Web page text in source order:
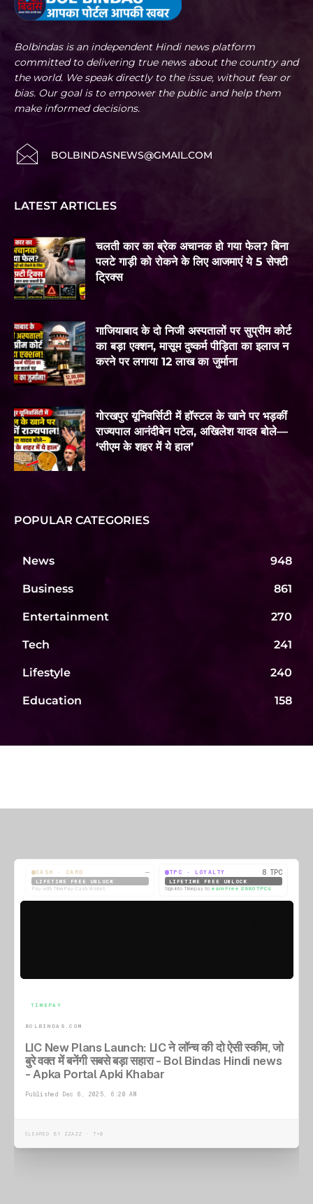
Bolbindas is an independent Hindi news platform
committed to delivering true news about the country and
the world. We speak directly to the issue, without fear or
bias. Our goal is to empower the public and help them
make informed decisions.
BOLBINDASNEWS@GMAIL.COM
LATEST ARTICLES
चलती कार का ब्रेक अचानक हो गया फेल? बिना
पलटे गाड़ी को रोकने के लिए आजमाएं ये 5 सेफ्टी
ट्रिक्स
गाजियाबाद के दो निजी अस्पतालों पर सुप्रीम कोर्ट
का बड़ा एक्शन, मासूम दुष्कर्म पीड़िता का इलाज न
करने पर लगाया 12 लाख का जुर्माना
गोरखपुर यूनिवर्सिटी में हॉस्टल के खाने पर भड़कीं
राज्यपाल आनंदीबेन पटेल, अखिलेश यादव बोले—
‘सीएम के शहर में ये हाल’
POPULAR CATEGORIES
News 948
Business 861
Entertainment 270
Tech 241
Lifestyle 240
Education 158